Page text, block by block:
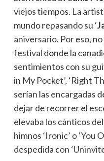
viejos tiempos. La
mundo repasando su ‘
aniversario. Por eso,
festival donde la
sentimientos con su
in My Pocket’, ‘Right
serían las encargadas
dejar de recorrer el
elevaba los cánticos
himnos ‘Ironic’ o ‘You
despedida con